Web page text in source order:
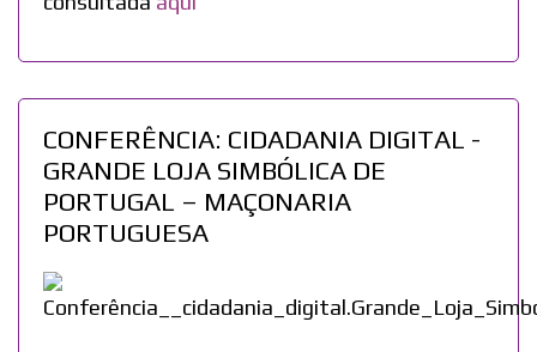
CONFERÊNCIA: CIDADANIA DIGITAL -
GRANDE LOJA SIMBÓLICA DE
PORTUGAL – MAÇONARIA
PORTUGUESA